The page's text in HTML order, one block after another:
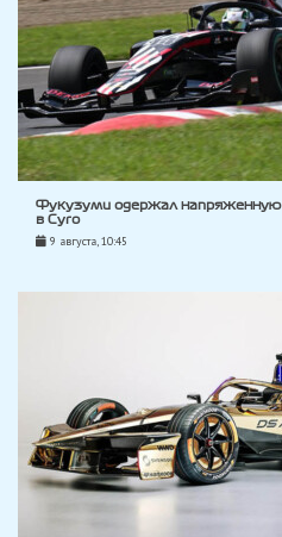
Фукузуми одержал напряженную
в Суго
9 августа, 10:45